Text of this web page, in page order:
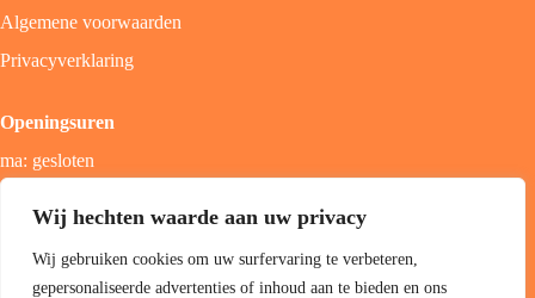
Wij hechten waarde aan uw privacy
Wij gebruiken cookies om uw surfervaring te verbeteren,
gepersonaliseerde advertenties of inhoud aan te bieden en ons
Algemene voorwaarden
Privacyverklaring
Openingsuren
ma: gesloten
zon; gesloten